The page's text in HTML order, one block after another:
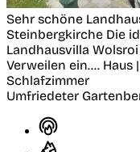
Sehr schöne
Steinbergkirche Die
Landhausvilla
Verweilen ein.... Haus
Schlafzimmer
Umfriedeter